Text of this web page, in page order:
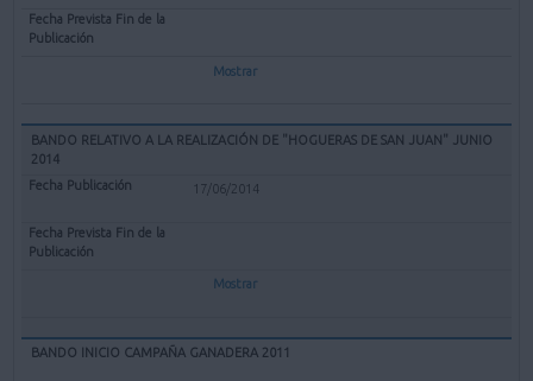
Mostrar
BANDO RELATIVO A LA REALIZACIÓN DE "HOGUERAS DE SAN JUAN" JUNIO
2014
17/06/2014
Mostrar
BANDO INICIO CAMPAÑA GANADERA 2011